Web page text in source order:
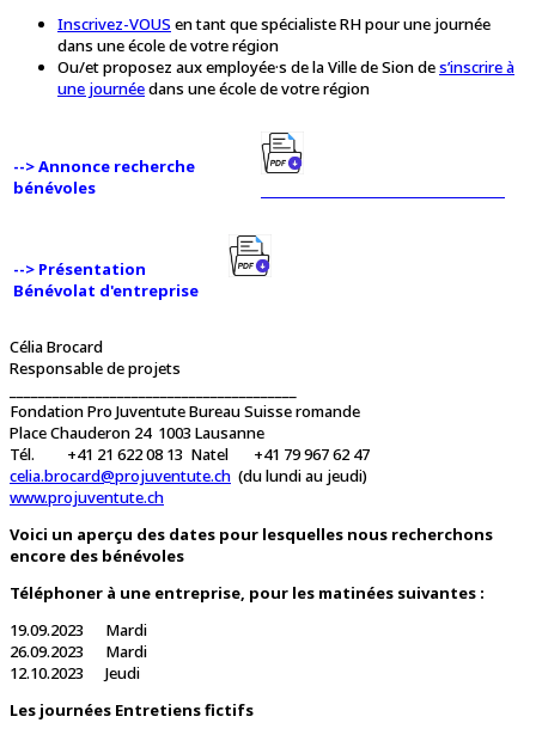
Inscrivez-VOUS en tant que spécialiste RH pour une journée
dans une école de votre région
Ou/et proposez aux employée·s de la Ville de Sion des’inscrire à
une journéedans une école de votre région
--> Annonce recherche
bénévoles
--> Présentation
Bénévolat d'entreprise
Célia Brocard
Responsable de projets
Fondation Pro Juventute Bureau Suisse romande
Place Chauderon 24 1003 Lausanne
Tél. +41 21 622 08 13 Natel +41 79 967 62 47
celia.brocard@projuventute.ch (du lundi au jeudi)
www.projuventute.ch
Voici un aperçu des dates pour lesquelles nous recherchons
encore des bénévoles
Téléphoner à une entreprise, pour les matinées suivantes :
19.09.2023 Mardi
26.09.2023 Mardi
12.10.2023 Jeudi
Les journées Entretiens fictifs